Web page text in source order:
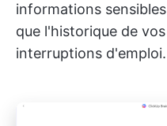
informations
que l'historique de
interruptions d'emploi.